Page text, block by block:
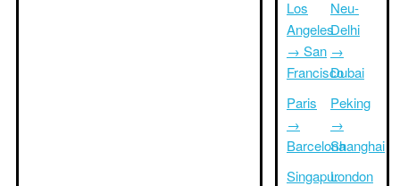
Los
Angeles
→ San
Francisco
Paris
→
Barcelona
Singapur
Neu-
Delhi
→
Dubai
Peking
→
Shanghai
London